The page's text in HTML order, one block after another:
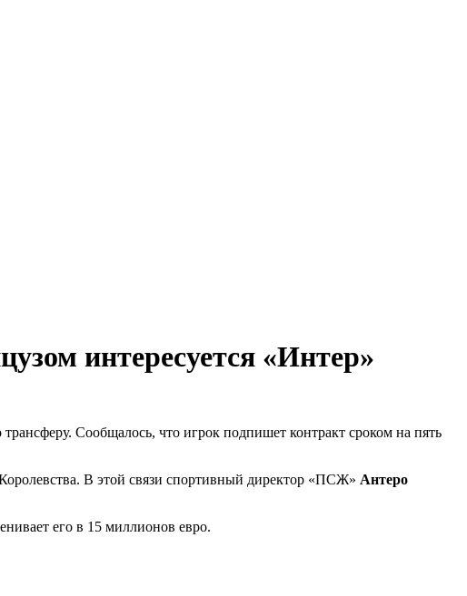
интересуется «Интер»
Сообщалось, что игрок подпишет контракт сроком на пять
В этой связи спортивный директор «ПСЖ» Антеро
его в 15 миллионов евро.